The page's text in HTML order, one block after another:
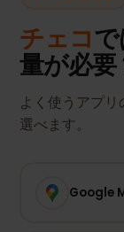
チェコ
量が必要
よく使うアプ
選べます。
Google